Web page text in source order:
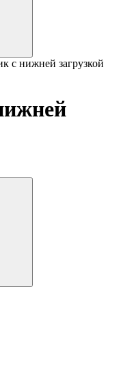
с нижней загрузкой